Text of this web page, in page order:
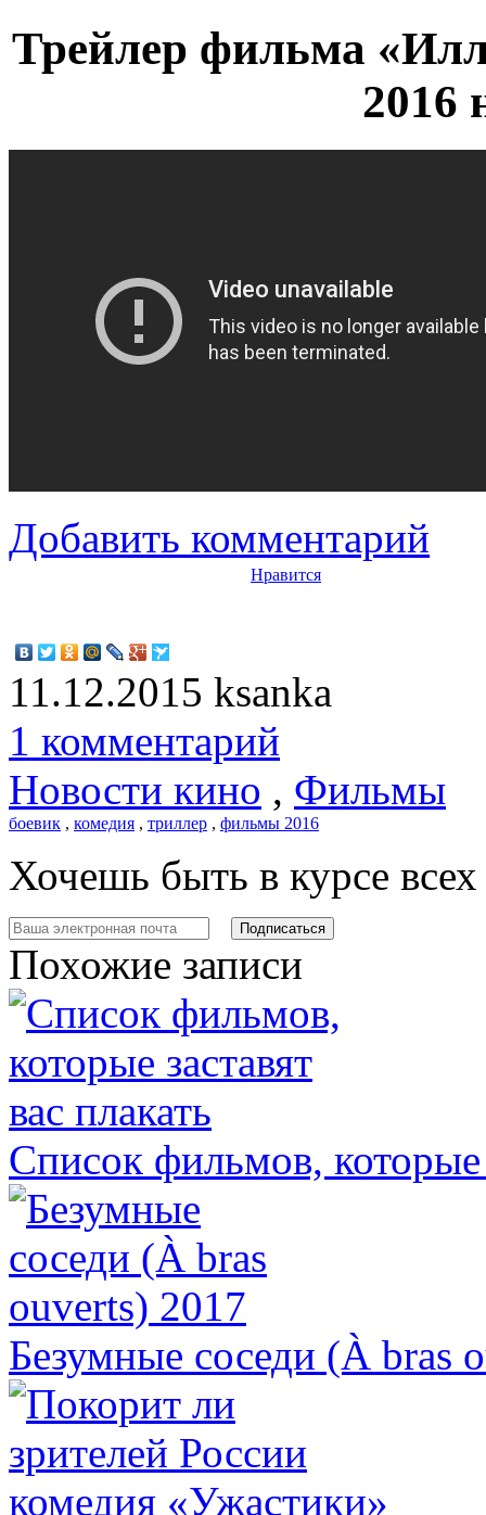
Трейлер фильма
2016
Добавить комментарий
Нравится
11.12.2015 ksanka
1 комментарий
Новости кино , Фильмы
боевик , комедия , триллер , фильмы 2016
Хочешь быть в курсе
Похожие записи
Список фильмов, которые
Безумные соседи (À bras